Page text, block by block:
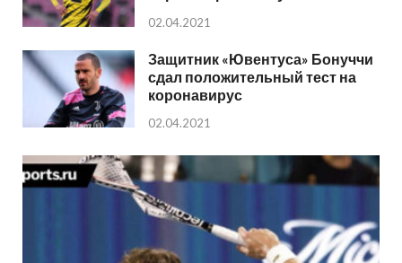
02.04.2021
Защитник «Ювентуса» Бонуччи
сдал положительный тест на
коронавирус
02.04.2021